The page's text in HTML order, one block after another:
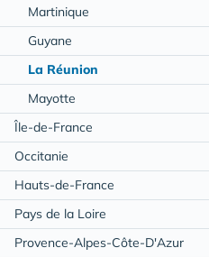
Martinique
Guyane
La Réunion
Mayotte
Île-de-France
Occitanie
Hauts-de-France
Pays de la Loire
Provence-Alpes-Côte-D'Azur